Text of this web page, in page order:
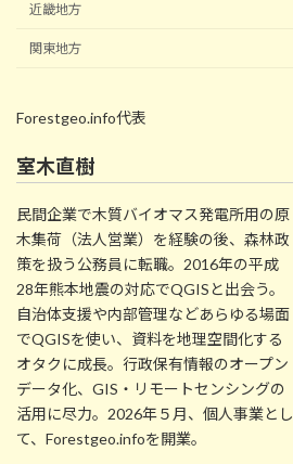
近畿地方
関東地方
Forestgeo.info代表
室木直樹
民間企業で木質バイオマス発電所用の原
木集荷（法人営業）を経験の後、森林政
策を扱う公務員に転職。2016年の平成
28年熊本地震の対応でQGISと出会う。
自治体支援や内部管理などあらゆる場面
でQGISを使い、資料を地理空間化する
オタクに成長。行政保有情報のオープン
データ化、GIS・リモートセンシングの
活用に尽力。2026年５月、個人事業とし
て、Forestgeo.infoを開業。